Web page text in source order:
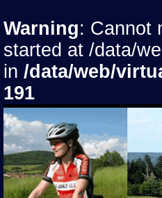
Warning: Cannot
started at /data/
in /data/web/
191